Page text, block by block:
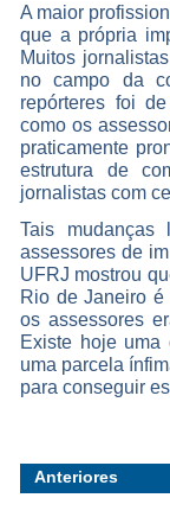
A maior
que a própria
Muitos
no campo da
repórteres foi
como os
praticamente
estrutura de
jornalistas com
Tais
assessores de
UFRJ mostrou
Rio de Janeiro é
os assessores
Existe hoje uma
uma parcela
para conseguir
Anteriores